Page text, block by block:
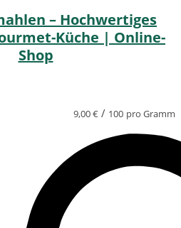
– Hochwertiges
Küche | Online-
Shop
9,00€ / 100 pro Gramm